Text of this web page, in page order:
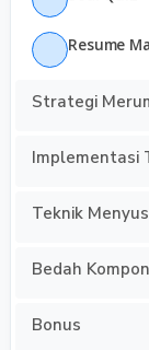
Resume
Strategi
Implementasi
Teknik
Bedah
Bonus